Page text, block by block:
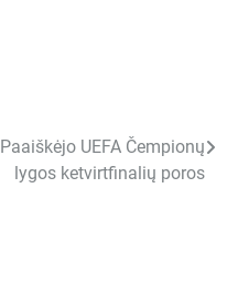
Paaiškėjo UEFA Čempionų
lygos ketvirtfinalių poros